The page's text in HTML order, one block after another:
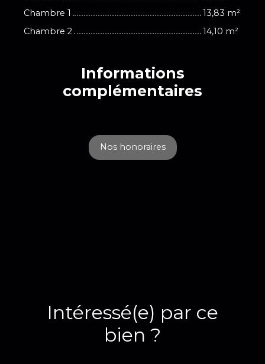
Chambre 1
13,83 m²
Chambre 2
14,10 m²
Informations
complémentaires
Nos honoraires
Intéressé(e) par ce
bien ?